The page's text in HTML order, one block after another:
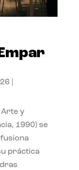
y
1990) se
fusiona
práctica